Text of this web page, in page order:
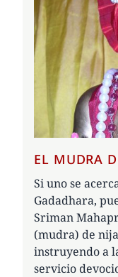
EL MUDRA
Si uno se
Gadadhara,
Sriman
(mudra) de
instruyendo a
servicio